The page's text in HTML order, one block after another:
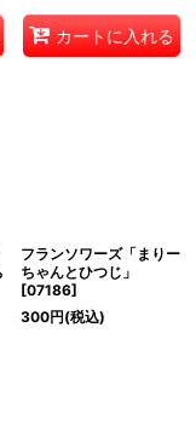
カートに入れる
フランソワーズ「まりー
ちゃんとひつじ」
[07186]
300円(税込)